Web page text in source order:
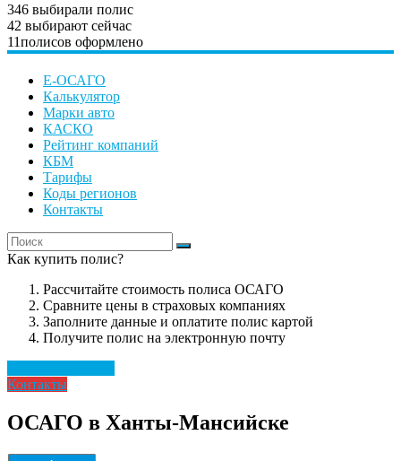
346 выбирали полис
42 выбирают сейчас
11полисов оформлено
Е-ОСАГО
Калькулятор
Марки авто
КАСКО
Рейтинг компаний
КБМ
Тарифы
Коды регионов
Контакты
Как купить полис?
Рассчитайте стоимость полиса ОСАГО
Сравните цены в страховых компаниях
Заполните данные и оплатите полис картой
Получите полис на электронную почту
Контакты
ОСАГО в Ханты-Мансийске